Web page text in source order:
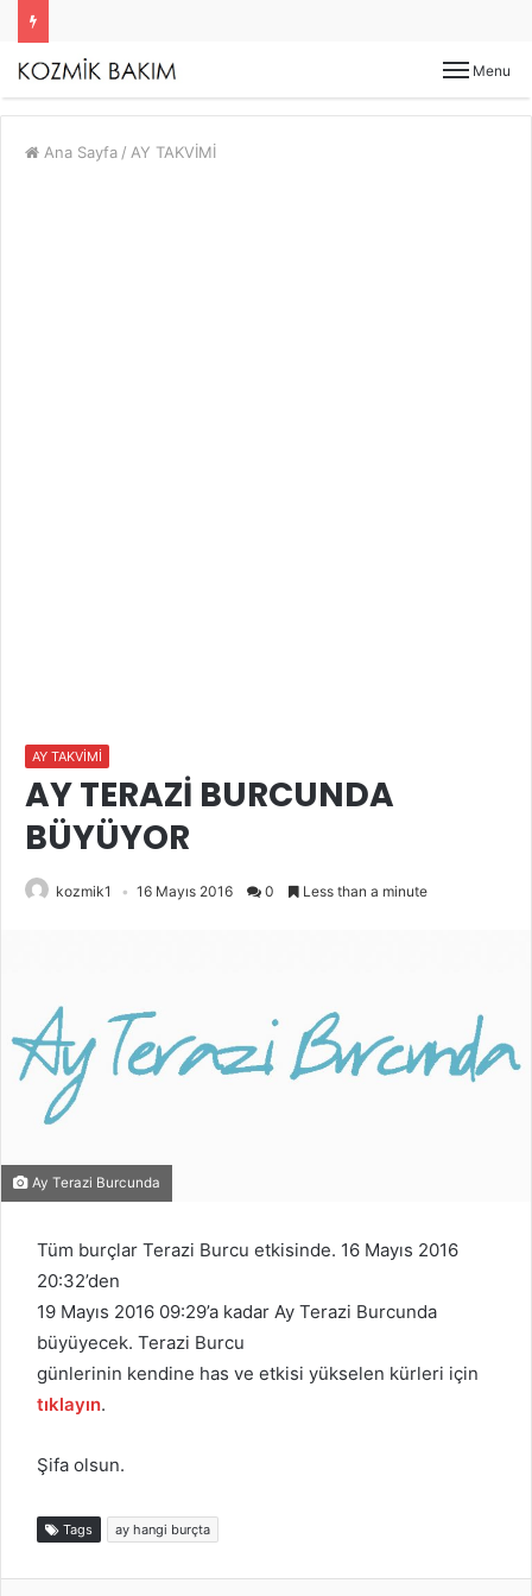
Menu
Ana Sayfa / AY TAKVİMİ
AY TAKVİMİ
AY TERAZİ BURCUNDA
BÜYÜYOR
kozmik1 16 Mayıs 2016 0 Less than a minute
Ay Terazi Burcunda
Tüm burçlar Terazi Burcu etkisinde. 16 Mayıs 2016
20:32’den
19 Mayıs 2016 09:29’a kadar Ay Terazi Burcunda
büyüyecek. Terazi Burcu
günlerinin kendine has ve etkisi yükselen kürleri için
tıklayın.
Şifa olsun.
Tags ay hangi burçta